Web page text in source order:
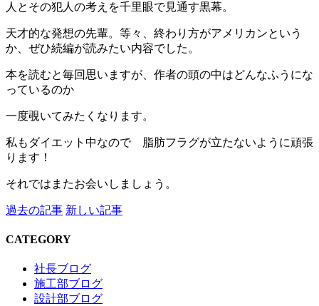
人とその犯人の考えを千里眼で見通す黒幕。
天才的な発想の先輩。等々、終わり方がアメリカンという
か、ぜひ続編が読みたい内容でした。
本を読むと毎回思いますが、作者の頭の中はどんなふうにな
っているのか
一度覗いてみたくなります。
私もダイエット中なので 脂肪フラグが立たないように頑張
ります！
それではまたお会いしましょう。
過去の記事 新しい記事
CATEGORY
社長ブログ
施工部ブログ
設計部ブログ